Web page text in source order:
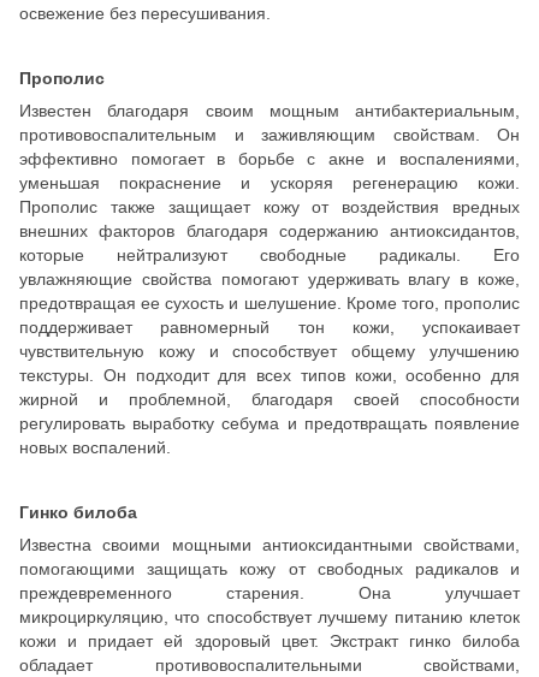
освежение без пересушивания.
Прополис
Известен благодаря своим мощным антибактериальным,
противовоспалительным и заживляющим свойствам. Он
эффективно помогает в борьбе с акне и воспалениями,
уменьшая покраснение и ускоряя регенерацию кожи.
Прополис также защищает кожу от воздействия вредных
внешних факторов благодаря содержанию антиоксидантов,
которые нейтрализуют свободные радикалы. Его
увлажняющие свойства помогают удерживать влагу в коже,
предотвращая ее сухость и шелушение. Кроме того, прополис
поддерживает равномерный тон кожи, успокаивает
чувствительную кожу и способствует общему улучшению
текстуры. Он подходит для всех типов кожи, особенно для
жирной и проблемной, благодаря своей способности
регулировать выработку себума и предотвращать появление
новых воспалений.
Гинко билоба
Известна своими мощными антиоксидантными свойствами,
помогающими защищать кожу от свободных радикалов и
преждевременного старения. Она улучшает
микроциркуляцию, что способствует лучшему питанию клеток
кожи и придает ей здоровый цвет. Экстракт гинко билоба
обладает противовоспалительными свойствами,